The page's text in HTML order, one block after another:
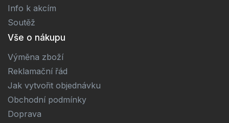
Info k akcím
Soutěž
Vše o nákupu
Výměna zboží
Reklamační řád
Jak vytvořit objednávku
Obchodní podmínky
Doprava